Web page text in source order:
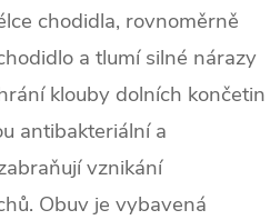
chodidla, rovnoměrně
a tlumí silné nárazy
klouby dolních končetin
antibakteriální a
vznikání
Obuv je vybavená